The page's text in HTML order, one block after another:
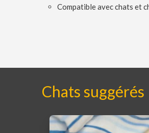
Compatible avec chats et
Chats suggérés